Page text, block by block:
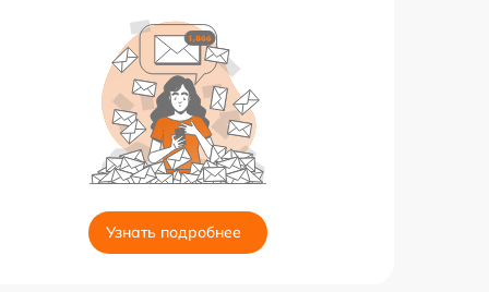
Узнать подробнее